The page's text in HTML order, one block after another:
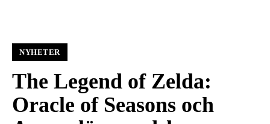
NYHETER
The Legend of Zelda:
Oracle of Seasons och